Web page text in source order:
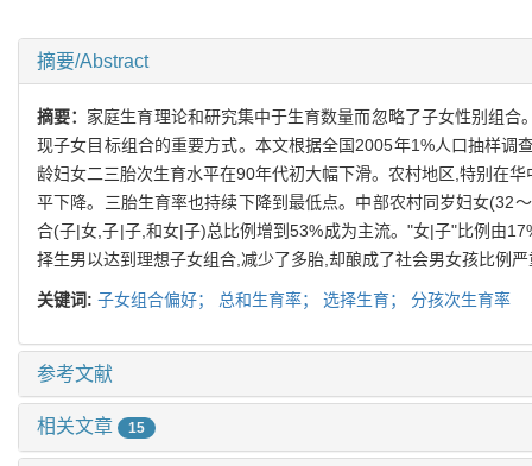
摘要/Abstract
摘要： 家庭生育理论和研究集中于生育数量而忽略了子女性别组
现子女目标组合的重要方式。本文根据全国2005年1%人口抽样
龄妇女二三胎次生育水平在90年代初大幅下滑。农村地区,特别在
平下降。三胎生育率也持续下降到最低点。中部农村同岁妇女(32
合(子|女,子|子,和女|子)总比例增到53%成为主流。"女|子"比例由
择生男以达到理想子女组合,减少了多胎,却酿成了社会男女孩比例
关键词: 子女组合偏好； 总和生育率； 选择生育； 分孩次生育率
参考文献
相关文章 15